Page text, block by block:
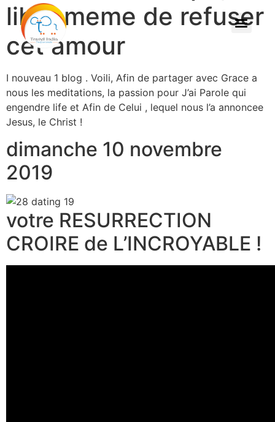
libre meme de refuser
cet amour
I nouveau 1 blog . Voili, Afin de partager avec Grace a
nous les meditations, la passion pour J’ai Parole qui
engendre life et Afin de Celui , lequel nous l’a annoncee
Jesus, le Christ !
dimanche 10 novembre
2019
votre RESURRECTION
CROIRE de L’INCROYABLE !